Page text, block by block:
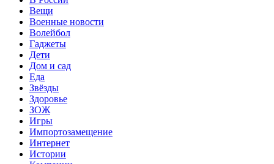
Вещи
Военные новости
Волейбол
Гаджеты
Дети
Дом и сад
Еда
Звёзды
Здоровье
ЗОЖ
Игры
Импортозамещение
Интернет
Истории